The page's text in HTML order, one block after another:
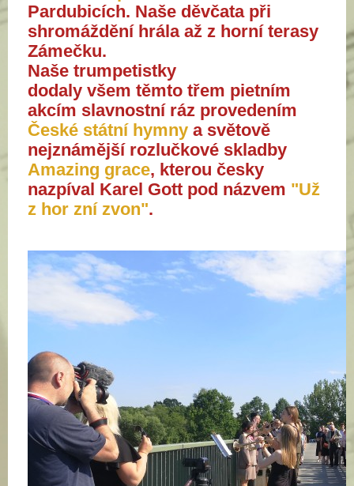
Pardubicích. Naše děvčata při
shromáždění hrála až z horní terasy
Zámečku.
Naše trumpetistky
dodaly všem těmto třem pietním
akcím slavnostní ráz provedením
České státní hymny a světově
nejznámější rozlučkové skladby
Amazing grace, kterou česky
nazpíval Karel Gott pod názvem "Už
z hor zní zvon".